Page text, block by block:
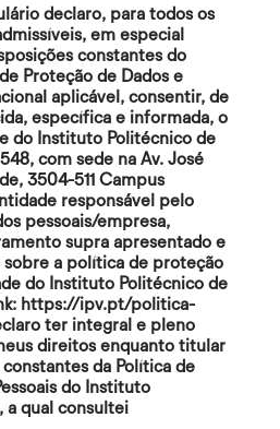
declaro, para todos os
em especial
constantes do
Proteção de Dados e
aplicável, consentir, de
específica e informada, o
do Instituto Politécnico de
com sede na Av. José
3504-511 Campus
responsável pelo
pessoais/empresa,
supra apresentado e
a política de proteção
do Instituto Politécnico de
https://ipv.pt/politica-
ter integral e pleno
direitos enquanto titular
da Política de
do Instituto
a qual consultei